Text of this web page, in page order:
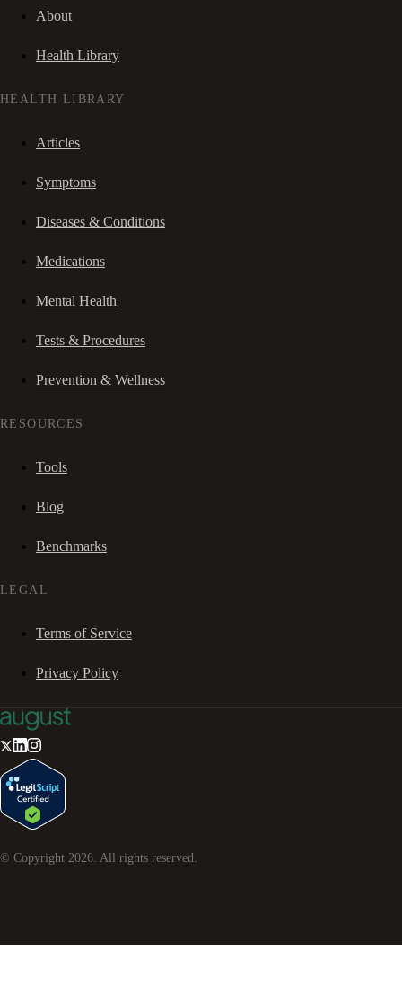
About
Health Library
HEALTH LIBRARY
Articles
Symptoms
Diseases & Conditions
Medications
Mental Health
Tests & Procedures
Prevention & Wellness
RESOURCES
Tools
Blog
Benchmarks
LEGAL
Terms of Service
Privacy Policy
© Copyright 2026 . All rights reserved.